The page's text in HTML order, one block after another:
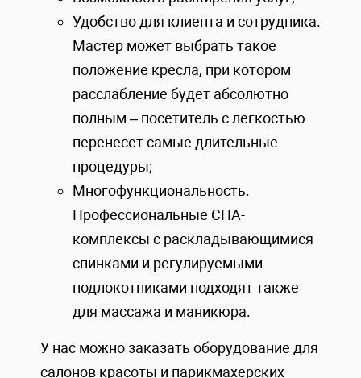
Удобство для клиента и сотрудника.
Мастер может выбрать такое
положение кресла, при котором
расслабление будет абсолютно
полным – посетитель с легкостью
перенесет самые длительные
процедуры;
Многофункциональность.
Профессиональные СПА-
комплексы с раскладывающимися
спинками и регулируемыми
подлокотниками подходят также
для массажа и маникюра.
У нас можно заказать оборудование для
салонов красоты и парикмахерских